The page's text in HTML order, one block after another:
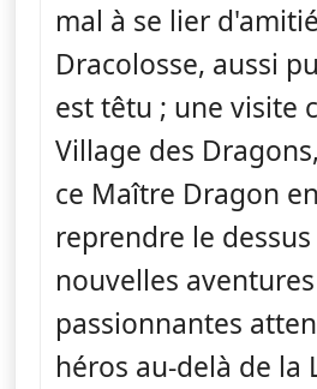
mal à se lier
Dracolosse, aussi
est têtu ; une visite
Village des
ce Maître Dragon
reprendre le dessus
nouvelles aventures
passionnantes
héros au-delà de la